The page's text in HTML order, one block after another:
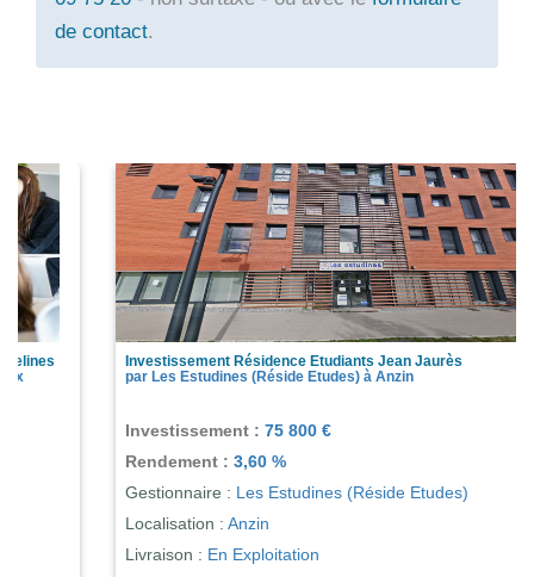
de contact.
Investissement Résidence Etudiants Jean Jaurès
par Les Estudines (Réside Etudes) à Anzin
Investissement :75 800 €
Rendement :3,60 %
Gestionnaire :Les Estudines (Réside Etudes)
Localisation :Anzin
Livraison :En Exploitation